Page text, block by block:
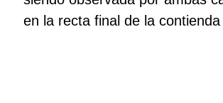
en la recta final de la